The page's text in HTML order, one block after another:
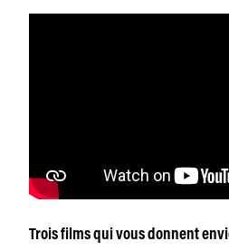
Trois films qui vous donnent